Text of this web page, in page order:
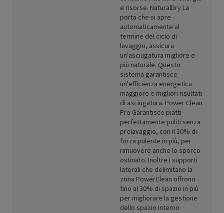
e risorse. NaturalDry La
porta che si apre
automaticamente al
termine del ciclo di
lavaggio, assicura
un'asciugatura migliore e
più naturale. Questo
sistema garantisce
un'efficienza energetica
maggiore e migliori risultati
di asciugatura. Power Clean
Pro Garantisce piatti
perfettamente puliti senza
prelavaggio, con il 30% di
forza pulente in più, per
rimuovere anche lo sporco
ostinato. Inoltre i supporti
laterali che delimitano la
zona PowerClean offrono
fino al 30% di spazio in più
per migliorare la gestione
dello spazio interno